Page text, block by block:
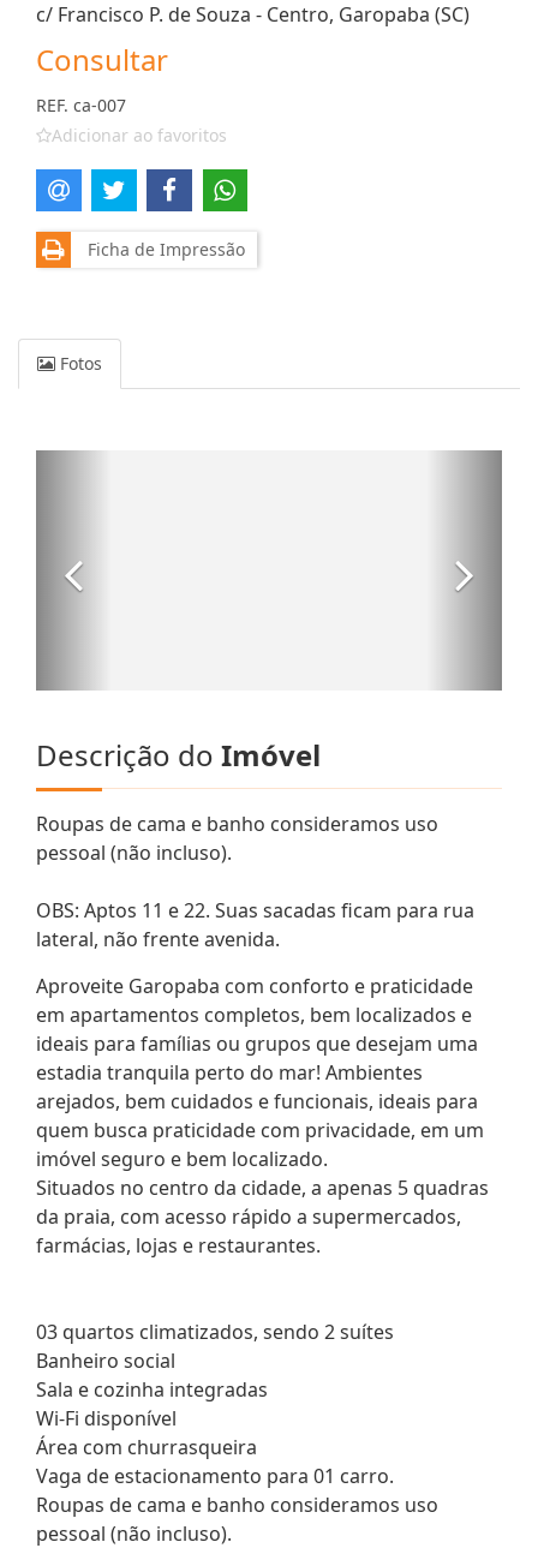
c/ Francisco P. de Souza - Centro, Garopaba (SC)
Consultar
REF. ca-007
Adicionar ao favoritos
Ficha de Impressão
Fotos
Descrição do Imóvel
Roupas de cama e banho consideramos uso
pessoal (não incluso).
OBS: Aptos 11 e 22. Suas sacadas ficam para rua
lateral, não frente avenida.
Aproveite Garopaba com conforto e praticidade
em apartamentos completos, bem localizados e
ideais para famílias ou grupos que desejam uma
estadia tranquila perto do mar! Ambientes
arejados, bem cuidados e funcionais, ideais para
quem busca praticidade com privacidade, em um
imóvel seguro e bem localizado.
Situados no centro da cidade, a apenas 5 quadras
da praia, com acesso rápido a supermercados,
farmácias, lojas e restaurantes.
03 quartos climatizados, sendo 2 suítes
Banheiro social
Sala e cozinha integradas
Wi-Fi disponível
Área com churrasqueira
Vaga de estacionamento para 01 carro.
Roupas de cama e banho consideramos uso
pessoal (não incluso).